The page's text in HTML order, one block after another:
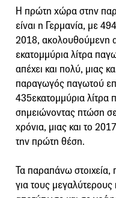
Η πρώτη χώρα στην
είναι η Γερμανία, με
2018, ακολουθούμενη
εκατομμύρια λίτρα
απέχει και πολύ, μιας
παραγωγός παγωτού
435εκατομμύρια λίτρα
σημειώνοντας πτώση
χρόνια, μιας και το
την πρώτη θέση.
Τα παραπάνω
για τους